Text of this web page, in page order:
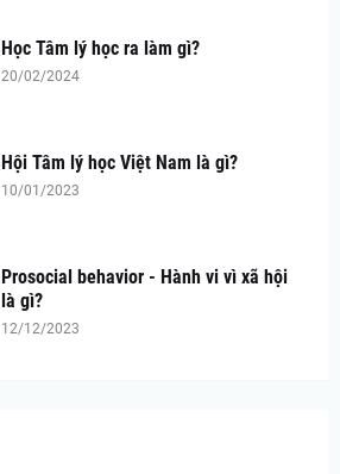
Học Tâm lý học ra làm gì?
20/02/2024
Hội Tâm lý học Việt Nam là gì?
10/01/2023
Prosocial behavior - Hành vi vì xã hội
là gì?
12/12/2023